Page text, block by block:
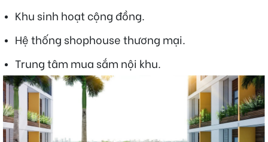
Khu sinh hoạt cộng đồng.
Hệ thống shophouse thương mại.
Trung tâm mua sắm nội khu.